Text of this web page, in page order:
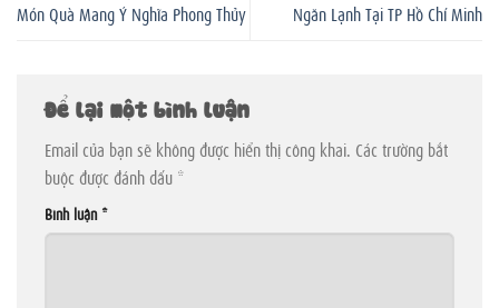
Món Quà Mang Ý Nghĩa Phong Thủy
Ngăn Lạnh Tại TP Hồ Chí Minh
Để lại một bình luận
Email của bạn sẽ không được hiển thị công khai. Các trường bắt
buộc được đánh dấu *
Bình luận *